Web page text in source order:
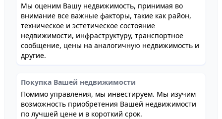
Мы оценим Вашу недвижимость, принимая во
внимание все важные факторы, такие как район,
техническое и эстетическое состояние
недвижимости, инфраструктуру, транспортное
сообщение, цены на аналогичную недвижимость и
другие.
Покупка Вашей недвижимости
Помимо управления, мы инвестируем. Мы изучим
возможность приобретения Вашей недвижимости
по лучшей цене и в короткий срок.